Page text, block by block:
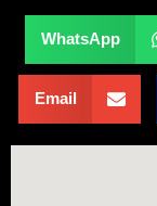
WhatsApp
Email